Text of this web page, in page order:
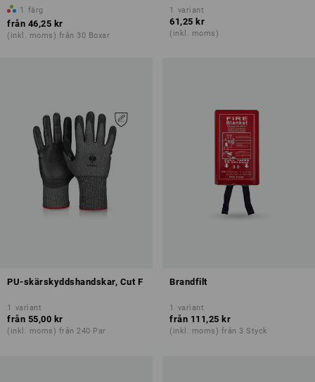
1 färg
från 46,25 kr
(inkl. moms) från 30 Boxar
1 variant
61,25 kr
(inkl. moms)
PU-skärskyddshandskar, Cut F
1 variant
från 55,00 kr
(inkl. moms) från 240 Par
Brandfilt
1 variant
från 111,25 kr
(inkl. moms) från 3 Styck